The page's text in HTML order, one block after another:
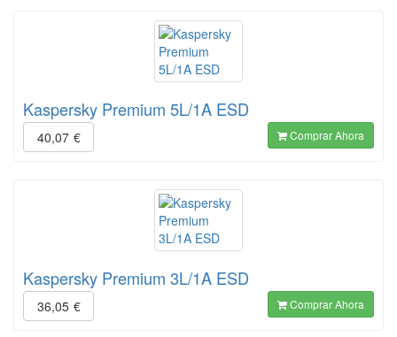
Kaspersky Premium 5L/1A ESD
40,07 € Comprar Ahora
Kaspersky Premium 3L/1A ESD
36,05 € Comprar Ahora